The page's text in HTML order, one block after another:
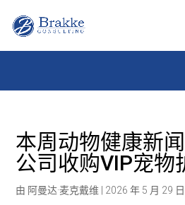
本周动物健康新
公司收购VIP宠物
由 阿曼达·麦克戴维 2026 年 5 月 29 日